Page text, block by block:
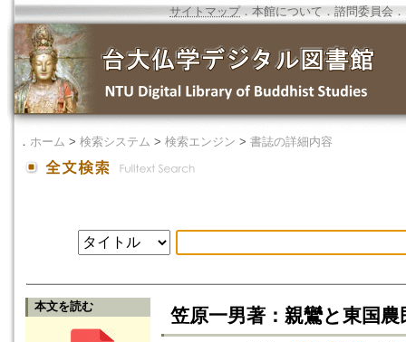
サイトマップ．本館について ． 諮問委員会 ．
． ホーム > 検索システム > 検索エンジン > 書誌の詳細内容
本文を読む 笠原一男著：親鸞と東国農